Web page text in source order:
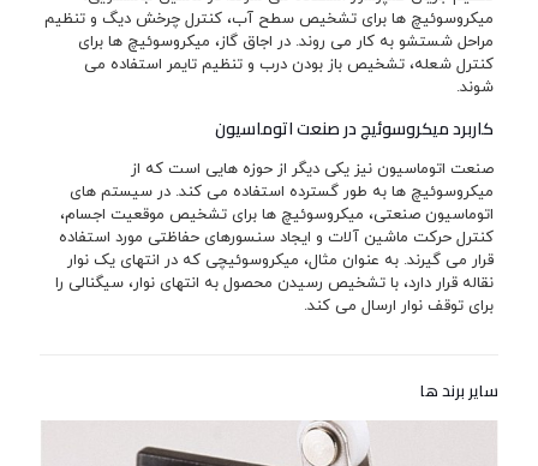
میکروسوئیچ ها برای تشخیص سطح آب، کنترل چرخش دیگ و تنظیم
مراحل شستشو به کار می روند. در اجاق گاز، میکروسوئیچ ها برای
کنترل شعله، تشخیص باز بودن درب و تنظیم تایمر استفاده می
شوند.
کاربرد میکروسوئیچ در صنعت اتوماسیون
صنعت اتوماسیون نیز یکی دیگر از حوزه هایی است که از
میکروسوئیچ ها به طور گسترده استفاده می کند. در سیستم های
اتوماسیون صنعتی، میکروسوئیچ ها برای تشخیص موقعیت اجسام،
کنترل حرکت ماشین آلات و ایجاد سنسورهای حفاظتی مورد استفاده
قرار می گیرند. به عنوان مثال، میکروسوئیچی که در انتهای یک نوار
نقاله قرار دارد، با تشخیص رسیدن محصول به انتهای نوار، سیگنالی را
برای توقف نوار ارسال می کند.
سایر برند ها